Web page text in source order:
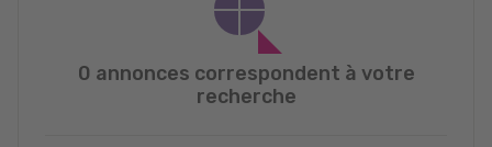
0 annonces correspondent à votre
recherche